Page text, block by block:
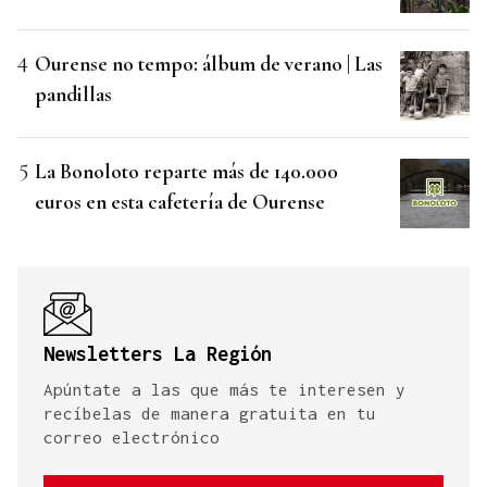
Ourense no tempo: álbum de verano | Las
pandillas
La Bonoloto reparte más de 140.000
euros en esta cafetería de Ourense
Newsletters La Región
Apúntate a las que más te interesen y
recíbelas de manera gratuita en tu
correo electrónico